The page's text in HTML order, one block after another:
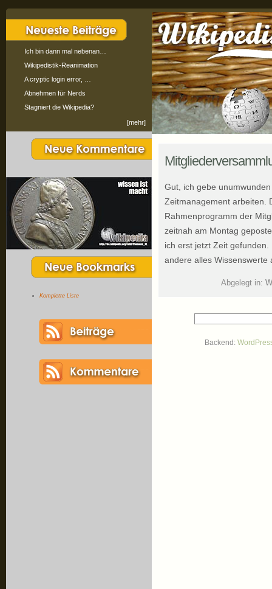
Ich bin dann mal nebenan…
Wikipedistik-Reanimation
A cryptic login error, …
Abnehmen für Nerds
Stagniert die Wikipedia?
[mehr]
Komplette Liste
Gut, ich gebe
Zeitmanagement arbeiten.
Rahmenprogramm der
zeitnah am Montag
ich erst jetzt Zeit
andere alles
Abgelegt in:
Backend: